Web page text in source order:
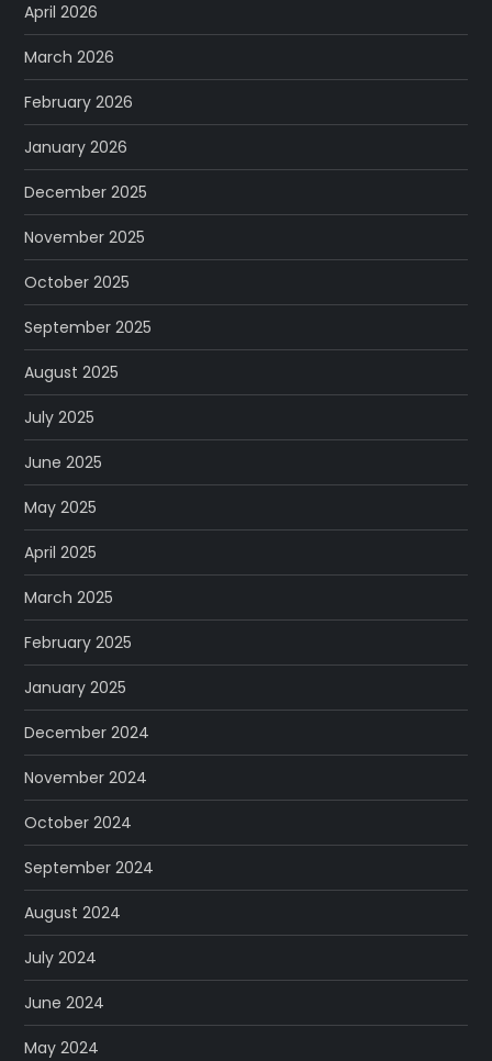
April 2026
March 2026
February 2026
January 2026
December 2025
November 2025
October 2025
September 2025
August 2025
July 2025
June 2025
May 2025
April 2025
March 2025
February 2025
January 2025
December 2024
November 2024
October 2024
September 2024
August 2024
July 2024
June 2024
May 2024